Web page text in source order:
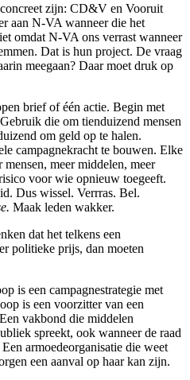
zijn: CD&V en Vooruit
aan N-VA wanneer die het
omdat N-VA ons verrast wanneer
Dat is hun project. De vraag
meegaan? Daar moet druk op
brief of één actie. Begin met
die om tienduizend mensen
om geld op te halen.
campagnekracht te bouwen. Elke
meer middelen, meer
voor wie opnieuw toegeeft.
Dus wissel. Verrras. Bel.
Maak leden wakker.
dat het telkens een
politieke prijs, dan moeten
is een campagnestrategie met
is een voorzitter van een
vakbond die middelen
spreekt, ook wanneer de raad
armoedeorganisatie die weet
een aanval op haar kan zijn.